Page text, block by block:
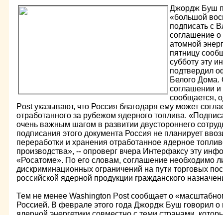
Джордж Буш
«большой
подписать с
соглашение
атомной
пятницу
субботу эту
подтвердил
Белого Дома.
соглашении и
сообщается,
Post указывают, что Россия благодаря ему может
отработанного за рубежом ядерного топлива.
очень важным шагом в развитии двустороннего
подписания этого документа Россия не планирует
переработки и хранения отработанное ядерное
производства», -- опроверг вчера Интерфаксу эту
«Росатоме». По его словам, соглашение необходимо
дискриминационных ограничений на пути торговых
российской ядерной продукции гражданского
Тем не менее Washington Post сообщает о
Россией. В феврале этого года Джордж Буш говорил о